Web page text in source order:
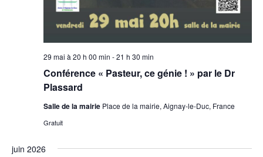
Conférence « Pasteur, ce génie ! » par le Dr
Plassard
29 mai à 20 h 00 min -21 h 30 min
Salle de la mairie Place de la mairie, Aignay-le-Duc, France
Gratuit
juin 2026